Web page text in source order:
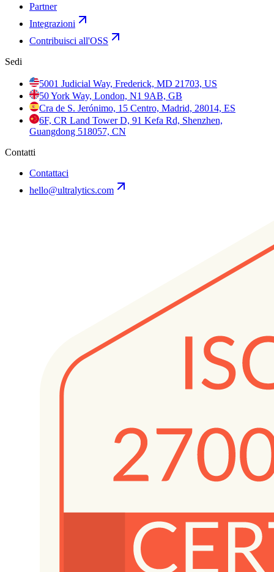
Partner
Integrazioni
Contribuisci all'OSS
Sedi
5001 Judicial Way, Frederick, MD 21703, US
50 York Way, London, N1 9AB, GB
Cra de S. Jerónimo, 15 Centro, Madrid, 28014, ES
6F, CR Land Tower D, 91 Kefa Rd, Shenzhen,
Guangdong 518057, CN
Contatti
Contattaci
hello@ultralytics.com